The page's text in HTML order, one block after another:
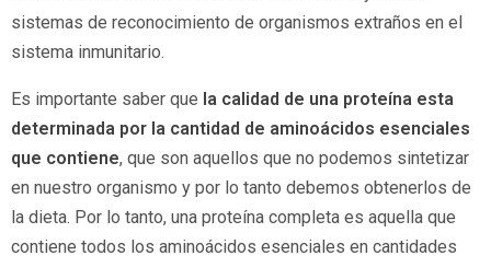
sistemas de reconocimiento de organismos extraños en el
sistema inmunitario.
Es importante saber que la calidad de una proteína esta
determinada por la cantidad de aminoácidos esenciales
que contiene, que son aquellos que no podemos sintetizar
en nuestro organismo y por lo tanto debemos obtenerlos de
la dieta. Por lo tanto, una proteína completa es aquella que
contiene todos los aminoácidos esenciales en cantidades